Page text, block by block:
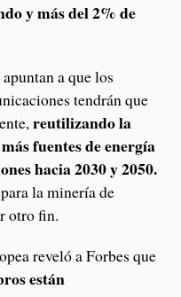
y más del 2% de
a que los
tendrán que
reutilizando la
fuentes de energía
hacia 2030 y 2050.
la minería de
otro fin.
reveló a Forbes que
están